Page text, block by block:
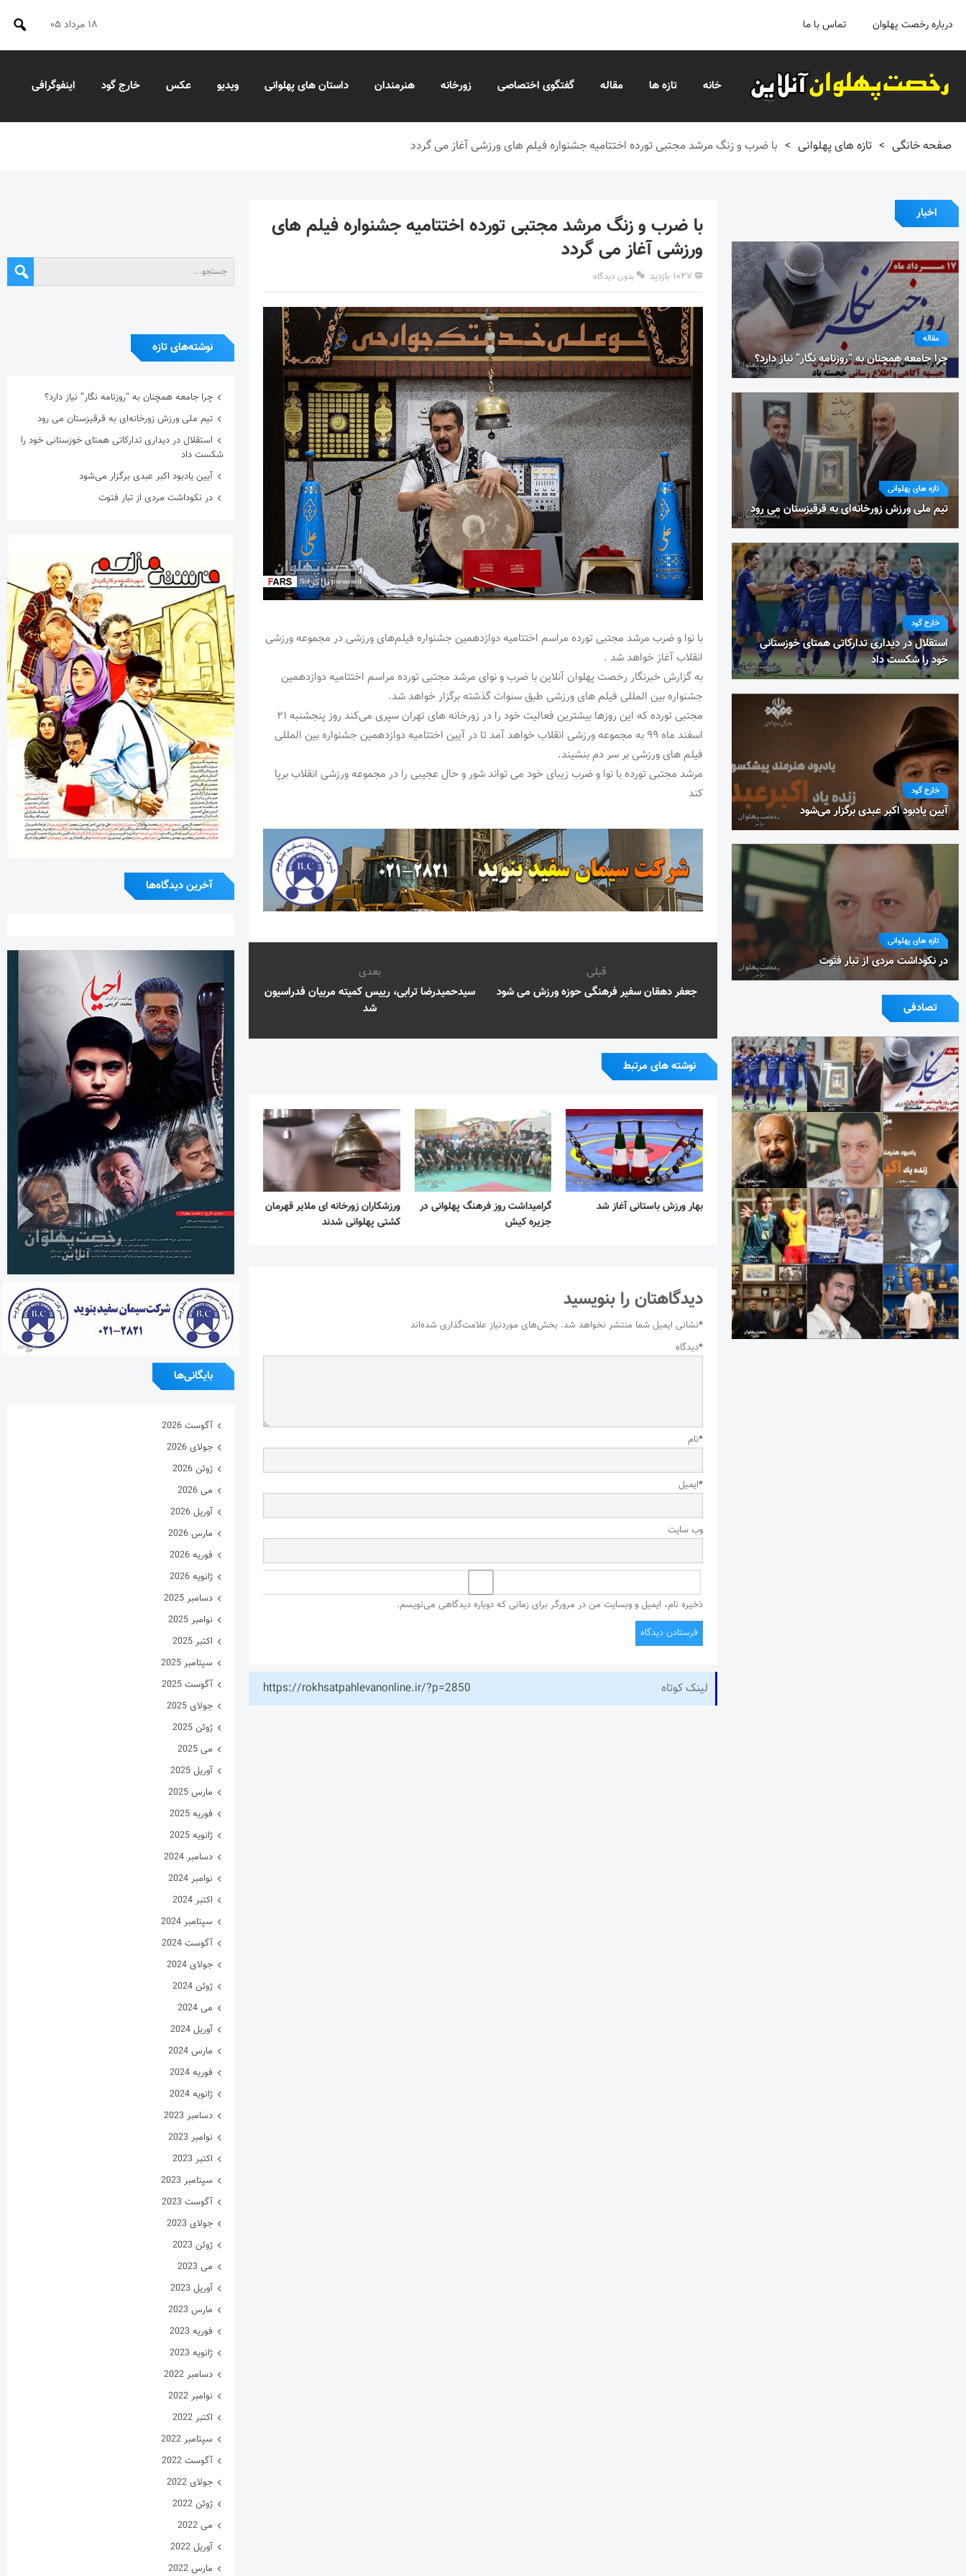
درباره رخصت پهلوان تماس با ما ۱۸ مرداد ۰۵
خانه تازه ها مقاله گفتگوی اختصاصی زورخانه هنرمندان داستان های پهلوانی ویدیو عکس خارج گود اینفوگرافی
صفحه خانگی > تازه های پهلوانی > با ضرب و زنگ مرشد مجتبی تورده اختتامیه جشنواره فیلم های ورزشی آغاز می گردد
اخبار
مقاله
چرا جامعه همچنان به “روزنامه نگار” نیاز دارد؟
تازه های پهلوانی
تیم ملی ورزش زورخانه‌ای به قرقیزستان می رود
خارج گود
استقلال در دیداری تدارکاتی همتای خوزستانی
خود را شکست داد
خارج گود
آیین یادبود اکبر عبدی برگزار می‌شود
تازه های پهلوانی
در نکوداشت مردی از تبار فتوت
تصادفی
با ضرب و زنگ مرشد مجتبی تورده اختتامیه جشنواره فیلم های
ورزشی آغاز می گردد
۱۰۲۷ بازدید بدون دیدگاه
با نوا و ضرب مرشد مجتبی تورده مراسم اختتامیه دوازدهمین جشنواره فیلم‌های ورزشی در مجموعه ورزشی
انقلاب آغاز خواهد شد .
به گزارش خبرنگار رخصت پهلوان آنلاین با ضرب و نوای مرشد مجتبی تورده مراسم اختتامیه دوازدهمین
جشنواره بین المللی فیلم های ورزشی طبق سنوات گذشته برگزار خواهد شد.
مجتبی تورده که این روزها بیشترین فعالیت خود را در زورخانه های تهران سپری می‌کند روز پنجشنبه ۲۱
اسفند ماه ۹۹ به مجموعه ورزشی انقلاب خواهد آمد تا در آیین اختتامیه دوازدهمین جشنواره بین المللی
فیلم های ورزشی بر سر دم بنشیند.
مرشد مجتبی تورده با نوا و ضرب زیبای خود می ‌تواند شور و حال عجیبی را در مجموعه ورزشی انقلاب برپا
کند
قبلی
جعفر دهقان سفیر فرهنگی حوزه ورزش می شود
بعدی
سیدحمیدرضا ترابی، رییس کمیته مربیان فدراسیون
شد
نوشته های مرتبط
بهار ورزش باستانی آغاز شد
گرامیداشت روز فرهنگ پهلوانی در
جزیره کیش
ورزشکاران زورخانه ای ملایر قهرمان
کشتی پهلوانی شدند
دیدگاهتان را بنویسید
نشانی ایمیل شما منتشر نخواهد شد. بخش‌های موردنیاز علامت‌گذاری شده‌اند
*
دیدگاه*
نام*
ایمیل*
وب‌ سایت
ذخیره نام، ایمیل و وبسایت من در مرورگر برای زمانی که دوباره دیدگاهی می‌نویسم.
لینک کوتاه https://rokhsatpahlevanonline.ir/?p=2850
نوشته‌های تازه
چرا جامعه همچنان به “روزنامه نگار” نیاز دارد؟
تیم ملی ورزش زورخانه‌ای به قرقیزستان می رود
استقلال در دیداری تدارکاتی همتای خوزستانی خود را
شکست داد
آیین یادبود اکبر عبدی برگزار می‌شود
در نکوداشت مردی از تبار فتوت
آخرین دیدگاه‌ها
بایگانی‌ها
آگوست 2026
جولای 2026
ژوئن 2026
می 2026
آوریل 2026
مارس 2026
فوریه 2026
ژانویه 2026
دسامبر 2025
نوامبر 2025
اکتبر 2025
سپتامبر 2025
آگوست 2025
جولای 2025
ژوئن 2025
می 2025
آوریل 2025
مارس 2025
فوریه 2025
ژانویه 2025
دسامبر 2024
نوامبر 2024
اکتبر 2024
سپتامبر 2024
آگوست 2024
جولای 2024
ژوئن 2024
می 2024
آوریل 2024
مارس 2024
فوریه 2024
ژانویه 2024
دسامبر 2023
نوامبر 2023
اکتبر 2023
سپتامبر 2023
آگوست 2023
جولای 2023
ژوئن 2023
می 2023
آوریل 2023
مارس 2023
فوریه 2023
ژانویه 2023
دسامبر 2022
نوامبر 2022
اکتبر 2022
سپتامبر 2022
آگوست 2022
جولای 2022
ژوئن 2022
می 2022
آوریل 2022
مارس 2022